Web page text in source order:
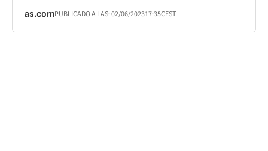
as.comPUBLICADO A LAS:02/06/202317:35CEST